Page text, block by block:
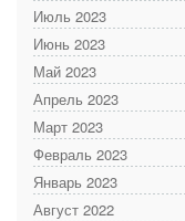
Июль 2023
Июнь 2023
Май 2023
Апрель 2023
Март 2023
Февраль 2023
Январь 2023
Август 2022